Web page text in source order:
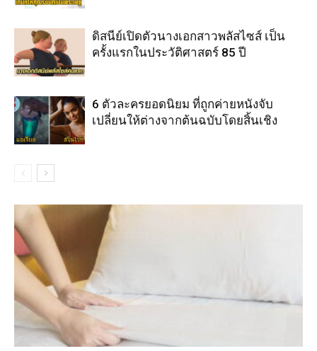
ดิสนีย์เปิดตัวนางเอกสาวพลัสไซส์ เป็น
ครั้งแรกในประวัติศาสตร์ 85 ปี
6 ตัวละครยอดนิยม ที่ถูกค่ายหนังจับ
เปลี่ยนให้ต่างจากต้นฉบับโดยสิ้นเชิง